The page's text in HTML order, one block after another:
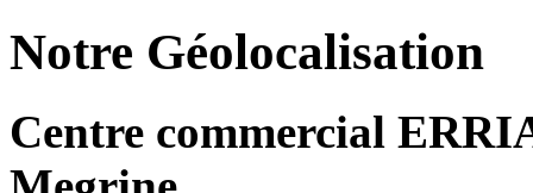
Notre Géolocalisation
Centre commercial